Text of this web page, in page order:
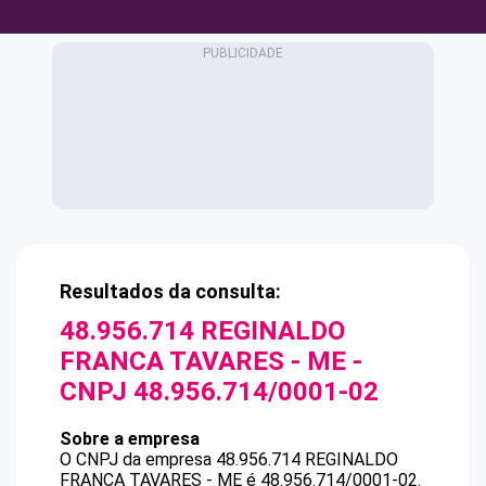
Resultados da consulta:
48.956.714 REGINALDO
FRANCA TAVARES - ME -
CNPJ 48.956.714/0001-02
Sobre a empresa
O CNPJ da empresa 48.956.714 REGINALDO
FRANCA TAVARES - ME é 48.956.714/0001-02.